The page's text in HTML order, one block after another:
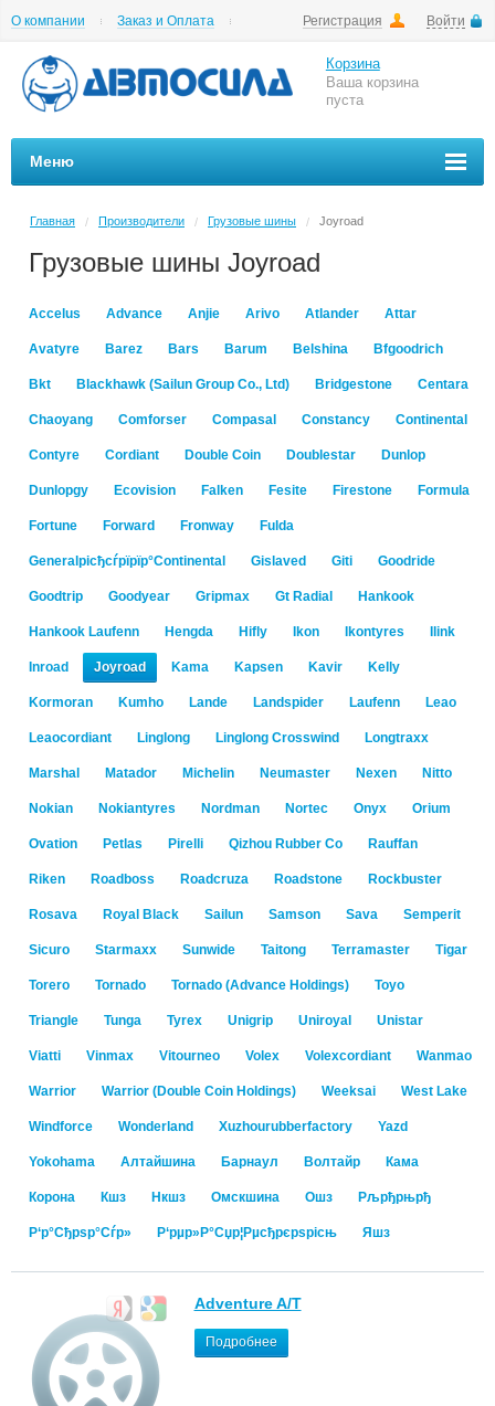
Регистрация Войти
О компании
Заказ и Оплата
Корзина
Ваша корзина
пуста
Меню
Главная / Производители / Грузовые шины / Joyroad
Грузовые шины Joyroad
Accelus Advance Anjie Arivo Atlander Attar
Avatyre Barez Bars Barum Belshina Bfgoodrich
Bkt Blackhawk (Sailun Group Co., Ltd) Bridgestone Centara
Chaoyang Comforser Compasal Constancy Continental
Contyre Cordiant Double Coin Doublestar Dunlop
Dunlopgy Ecovision Falken Fesite Firestone Formula
Fortune Forward Fronway Fulda
Generalрісђсѓрїрїр°Continental Gislaved Giti Goodride
Goodtrip Goodyear Gripmax Gt Radial Hankook
Hankook Laufenn Hengda Hifly Ikon Ikontyres Ilink
Inroad Joyroad Kama Kapsen Kavir Kelly
Kormoran Kumho Lande Landspider Laufenn Leao
Leaocordiant Linglong Linglong Crosswind Longtraxx
Marshal Matador Michelin Neumaster Nexen Nitto
Nokian Nokiantyres Nordman Nortec Onyx Orium
Ovation Petlas Pirelli Qizhou Rubber Co Rauffan
Riken Roadboss Roadcruza Roadstone Rockbuster
Rosava Royal Black Sailun Samson Sava Semperit
Sicuro Starmaxx Sunwide Taitong Terramaster Tigar
Torero Tornado Tornado (Advance Holdings) Toyo
Triangle Tunga Tyrex Unigrip Uniroyal Unistar
Viatti Vinmax Vitourneo Volex Volexcordiant Wanmao
Warrior Warrior (Double Coin Holdings) Weeksai West Lake
Windforce Wonderland Xuzhourubberfactory Yazd
Yokohama Алтайшина Барнаул Волтайр Кама
Корона Кшз Нкшз Омскшина Ошз Рљрђрњрђ
Р‘р°Сђрѕр°Сѓр» Р‘рµр»Р°Сџр¦Рµсђрєрѕрісњ Яшз
Adventure A/T
Подробнее